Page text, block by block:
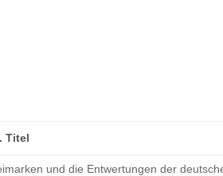
Titel
und die Entwertungen der